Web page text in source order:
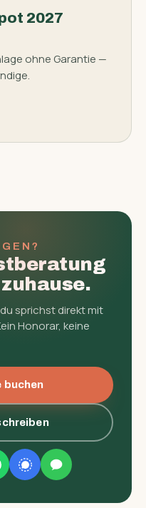
2027
ohne Garantie —
sprichst direkt mit
Honorar, keine
buchen